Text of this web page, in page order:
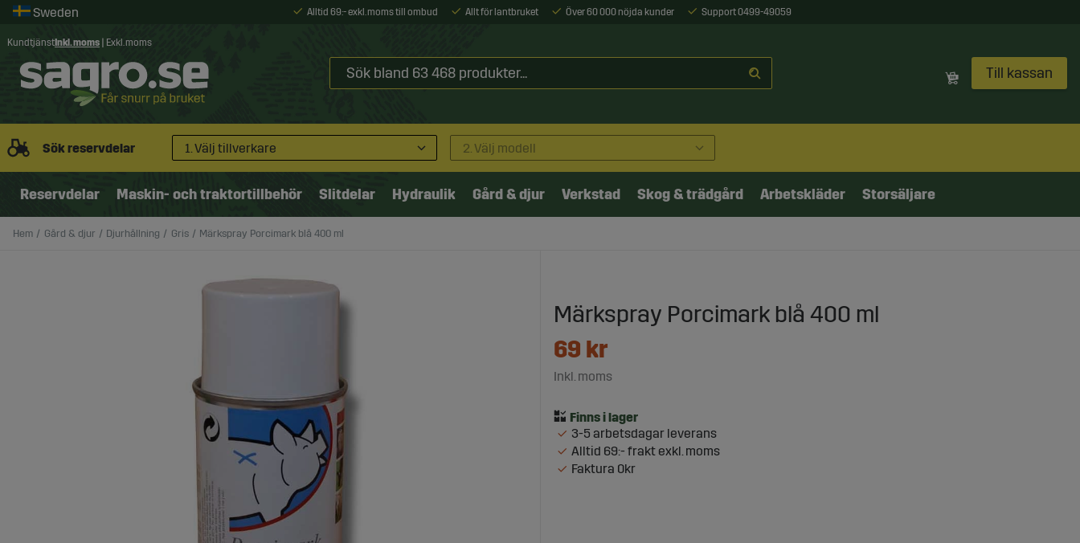
Alltid 69:- exkl. moms till ombud Allt för lantbruket Över 60 000 nöjda kunder Support 0499-49059
Kundtjänst Inkl. moms Exkl. moms
Till kassan
Sök reservdelar 1. Välj tillverkare 2. Välj modell
Reservdelar Maskin- och traktortillbehör Slitdelar Hydraulik Gård & djur Verkstad Skog & trädgård Arbetskläder Storsäljare
Hem Gård & djur Djurhållning Gris Märkspray Porcimark blå 400 ml
Märkspray Porcimark blå 400 ml
69 kr
Inkl. moms
3-5 arbetsdagar leverans
Alltid 69:- frakt exkl. moms
Faktura 0kr